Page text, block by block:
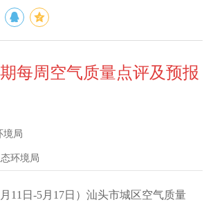
每周空气质量点评及预报
境局
环境局
日-5月17日）汕头市城区空气质量